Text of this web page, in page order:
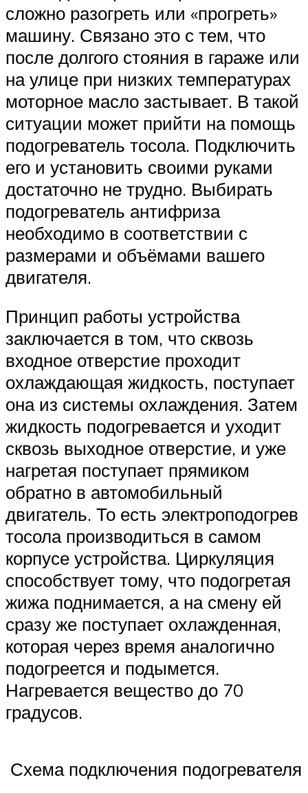
сложно разогреть или «прогреть»
машину. Связано это с тем, что
после долгого стояния в гараже или
на улице при низких температурах
моторное масло застывает. В такой
ситуации может прийти на помощь
подогреватель тосола. Подключить
его и установить своими руками
достаточно не трудно. Выбирать
подогреватель антифриза
необходимо в соответствии с
размерами и объёмами вашего
двигателя.
Принцип работы устройства
заключается в том, что сквозь
входное отверстие проходит
охлаждающая жидкость, поступает
она из системы охлаждения. Затем
жидкость подогревается и уходит
сквозь выходное отверстие, и уже
нагретая поступает прямиком
обратно в автомобильный
двигатель. То есть электроподогрев
тосола производиться в самом
корпусе устройства. Циркуляция
способствует тому, что подогретая
жижа поднимается, а на смену ей
сразу же поступает охлажденная,
которая через время аналогично
подогреется и подымется.
Нагревается вещество до 70
градусов.
Схема подключения подогревателя